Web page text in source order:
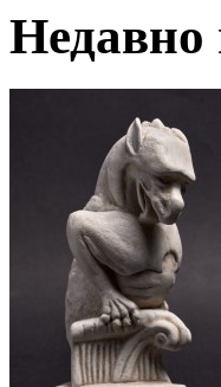
Недавно